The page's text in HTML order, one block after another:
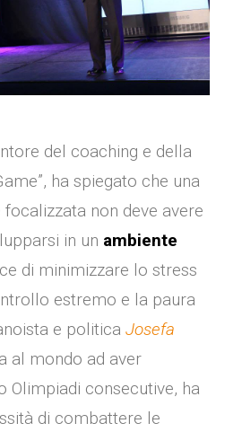
del coaching e della
ha spiegato che una
non deve avere
in un ambiente
di minimizzare lo stress
estremo e la paura
e politica Josefa
al mondo ad aver
Olimpiadi consecutive, ha
di combattere le